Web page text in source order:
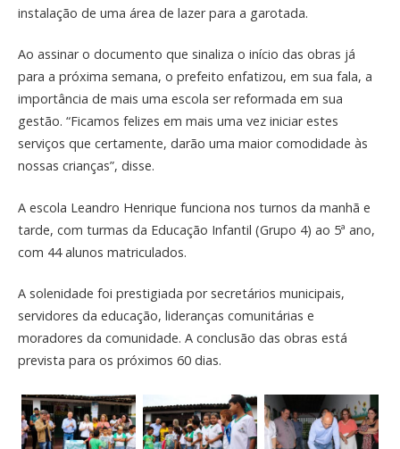
instalação de uma área de lazer para a garotada.
Ao assinar o documento que sinaliza o início das obras já
para a próxima semana, o prefeito enfatizou, em sua fala, a
importância de mais uma escola ser reformada em sua
gestão. “Ficamos felizes em mais uma vez iniciar estes
serviços que certamente, darão uma maior comodidade às
nossas crianças”, disse.
A escola Leandro Henrique funciona nos turnos da manhã e
tarde, com turmas da Educação Infantil (Grupo 4) ao 5ª ano,
com 44 alunos matriculados.
A solenidade foi prestigiada por secretários municipais,
servidores da educação, lideranças comunitárias e
moradores da comunidade. A conclusão das obras está
prevista para os próximos 60 dias.